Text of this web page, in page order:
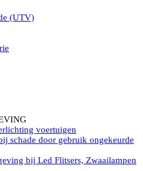
ovaal
kleur wit
werklampen
achteruitrijlamp
industrieel
tractor
ADR
drukwaterdicht IP69K
assortiment Tralert
Lazer
in Subcategorieën
met accu
portable 220V
(UTV)
voertuigen
schade door gebruik ongekeurde
bij Led Flitsers, Zwaailampen